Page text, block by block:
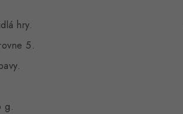
hry.
5.
g.